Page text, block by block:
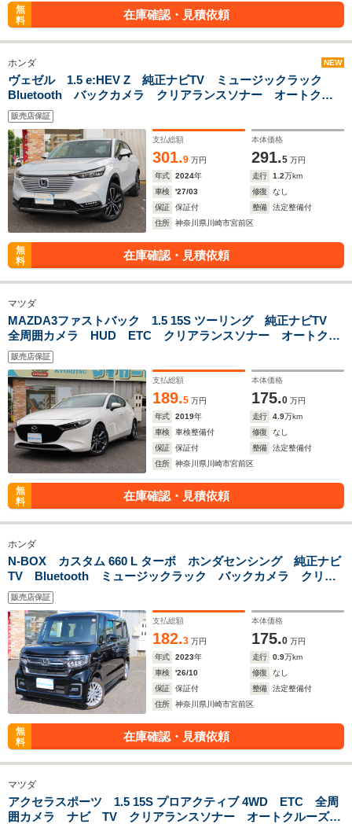
無
料
在庫確認・見積依頼
ホンダ NEW
ヴェゼル 1.5 e:HEV Z 純正ナビTV ミュージックラック
Bluetooth バックカメラ クリアランスソナー オートクル
ーズコントロール レーンアシスト 衝突被害軽減システム
LEDヘッドランプ 電動リアゲート アルミホイール
販売店保証
支払総額
301.9 万円
本体価格
291.5 万円
年式
2024年 走行 1.2万km
車検
'27/03 修復
なし
保証
保証付 整備
法定整備付
住所
神奈川県川崎市宮前区
無
料
在庫確認・見積依頼
マツダ
MAZDA3ファストバック 1.5 15S ツーリング 純正ナビTV
全周囲カメラ HUD ETC クリアランスソナー オートクル
ーズコントロール レーンアシスト 衝突被害軽減システム
アルミホイール オートマチックハイビーム オートライト
販売店保証
支払総額
189.5 万円
本体価格
175.0 万円
年式
2019年 走行 4.9万km
車検
車検整備付 修復
なし
保証
保証付 整備
法定整備付
住所
神奈川県川崎市宮前区
無
料
在庫確認・見積依頼
ホンダ
N-BOX カスタム 660 L ターボ ホンダセンシング 純正ナビ
TV Bluetooth ミュージックラック バックカメラ クリア
ランスソナー オートクルーズコントロール レーンアシス
ト 衝突被害軽減システム スマートキー
販売店保証
支払総額
182.3 万円
本体価格
175.0 万円
年式
2023年 走行 0.9万km
車検
'26/10 修復
なし
保証
保証付 整備
法定整備付
住所
神奈川県川崎市宮前区
無
料
在庫確認・見積依頼
マツダ
アクセラスポーツ 1.5 15S プロアクティブ 4WD ETC 全周
囲カメラ ナビ TV クリアランスソナー オートクルーズコ